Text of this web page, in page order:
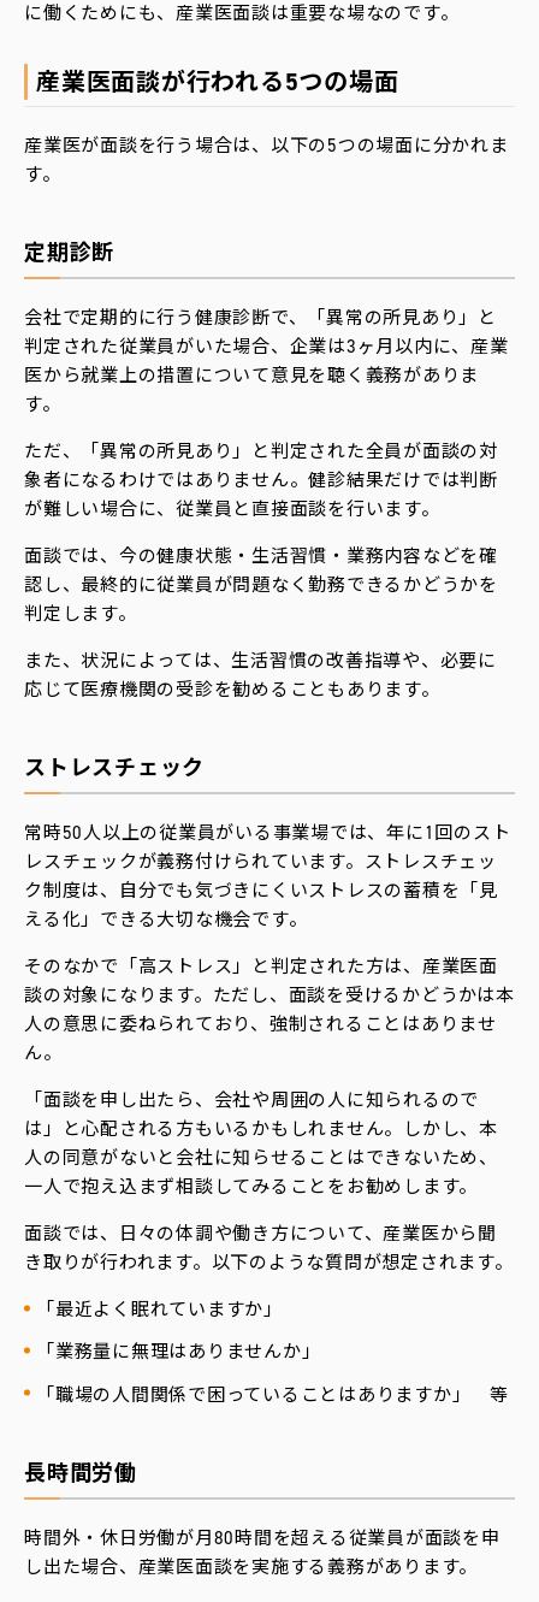
に働くためにも、産業医面談は重要な場なのです。
産業医面談が行われる5つの場面
産業医が面談を行う場合は、以下の5つの場面に分かれま
す。
定期診断
会社で定期的に行う健康診断で、「異常の所見あり」と
判定された従業員がいた場合、企業は3ヶ月以内に、産業
医から就業上の措置について意見を聴く義務がありま
す。
ただ、「異常の所見あり」と判定された全員が面談の対
象者になるわけではありません。健診結果だけでは判断
が難しい場合に、従業員と直接面談を行います。
面談では、今の健康状態・生活習慣・業務内容などを確
認し、最終的に従業員が問題なく勤務できるかどうかを
判定します。
また、状況によっては、生活習慣の改善指導や、必要に
応じて医療機関の受診を勧めることもあります。
ストレスチェック
常時50人以上の従業員がいる事業場では、年に1回のスト
レスチェックが義務付けられています。ストレスチェッ
ク制度は、自分でも気づきにくいストレスの蓄積を「見
える化」できる大切な機会です。
そのなかで「高ストレス」と判定された方は、産業医面
談の対象になります。ただし、面談を受けるかどうかは本
人の意思に委ねられており、強制されることはありませ
ん。
「面談を申し出たら、会社や周囲の人に知られるので
は」と心配される方もいるかもしれません。しかし、本
人の同意がないと会社に知らせることはできないため、
一人で抱え込まず相談してみることをお勧めします。
面談では、日々の体調や働き方について、産業医から聞
き取りが行われます。以下のような質問が想定されます。
「最近よく眠れていますか」
「業務量に無理はありませんか」
「職場の人間関係で困っていることはありますか」 等
長時間労働
時間外・休日労働が月80時間を超える従業員が面談を申
し出た場合、産業医面談を実施する義務があります。